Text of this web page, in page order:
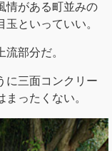
情がある町並みの
といっていい。
部分だ。
に三面コンクリー
ったくない。